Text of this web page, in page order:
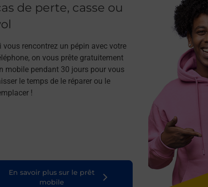
de perte, casse ou
vous rencontrez un pépin avec votre
on vous prête gratuitement
mobile pendant 30 jours pour vous
le temps de le réparer ou le
!
En savoir plus sur le prêt
mobile